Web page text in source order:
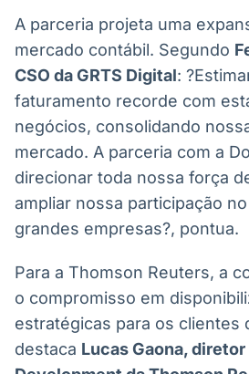
IA
Em
Em
Em
A parceria projeta uma
mercado contábil. Segundo
CSO da GRTS Digital:
faturamento recorde com
negócios, consolidando
mercado. A parceria com a
direcionar toda nossa força
ampliar nossa participação
grandes empresas?, pontua.
Para a Thomson Reuters, a
o compromisso em
estratégicas para os clientes
destaca Lucas Gaona, diretor